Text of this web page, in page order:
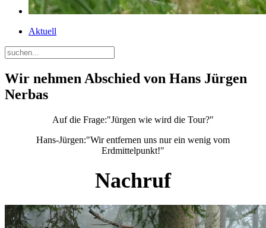
Aktuell
Wir nehmen Abschied von Hans Jürgen
Nerbas
Auf die Frage:"Jürgen wie wird die Tour?"
Hans-Jürgen:"Wir entfernen uns nur ein wenig vom
Erdmittelpunkt!"
Nachruf